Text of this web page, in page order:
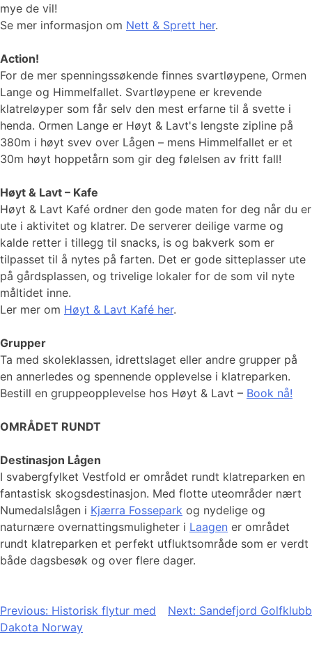
mye de vil!
Se mer informasjon om Nett & Sprett her.
Action!
For de mer spenningssøkende finnes svartløypene, Ormen
Lange og Himmelfallet. Svartløypene er krevende
klatreløyper som får selv den mest erfarne til å svette i
henda. Ormen Lange er Høyt & Lavt's lengste zipline på
380m i høyt svev over Lågen – mens Himmelfallet er et
30m høyt hoppetårn som gir deg følelsen av fritt fall!
Høyt & Lavt – Kafe
Høyt & Lavt Kafé ordner den gode maten for deg når du er
ute i aktivitet og klatrer. De serverer deilige varme og
kalde retter i tillegg til snacks, is og bakverk som er
tilpasset til å nytes på farten. Det er gode sitteplasser ute
på gårdsplassen, og trivelige lokaler for de som vil nyte
måltidet inne.
Ler mer om Høyt & Lavt Kafé her.
Grupper
Ta med skoleklassen, idrettslaget eller andre grupper på
en annerledes og spennende opplevelse i klatreparken.
Bestill en gruppeopplevelse hos Høyt & Lavt – Book nå!
OMRÅDET RUNDT
Destinasjon Lågen
I svabergfylket Vestfold er området rundt klatreparken en
fantastisk skogsdestinasjon. Med flotte uteområder nært
Numedalslågen i Kjærra Fossepark og nydelige og
naturnære overnattingsmuligheter i Laagen er området
rundt klatreparken et perfekt utfluktsområde som er verdt
både dagsbesøk og over flere dager.
Innleggsnavigasjon
Previous: Historisk flytur med
Dakota Norway
Next: Sandefjord Golfklubb